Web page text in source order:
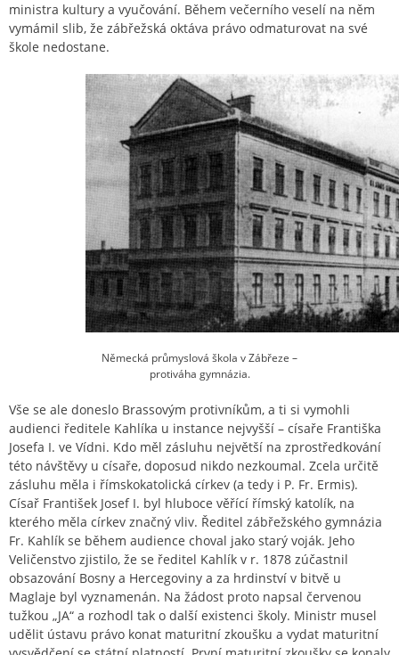
ministra kultury a vyučování. Během večerního veselí na něm
vymámil slib, že zábřežská oktáva právo odmaturovat na své
škole nedostane.
Německá průmyslová škola v Zábřeze –
protiváha gymnázia.
Vše se ale doneslo Brassovým protivníkům, a ti si vymohli
audienci ředitele Kahlíka u instance nejvyšší – císaře Františka
Josefa I. ve Vídni. Kdo měl zásluhu největší na zprostředkování
této návštěvy u císaře, doposud nikdo nezkoumal. Zcela určitě
zásluhu měla i římskokatolická církev (a tedy i P. Fr. Ermis).
Císař František Josef I. byl hluboce věřící římský katolík, na
kterého měla církev značný vliv. Ředitel zábřežského gymnázia
Fr. Kahlík se během audience choval jako starý voják. Jeho
Veličenstvo zjistilo, že se ředitel Kahlík v r. 1878 zúčastnil
obsazování Bosny a Hercegoviny a za hrdinství v bitvě u
Maglaje byl vyznamenán. Na žádost proto napsal červenou
tužkou „JA“ a rozhodl tak o další existenci školy. Ministr musel
udělit ústavu právo konat maturitní zkoušku a vydat maturitní